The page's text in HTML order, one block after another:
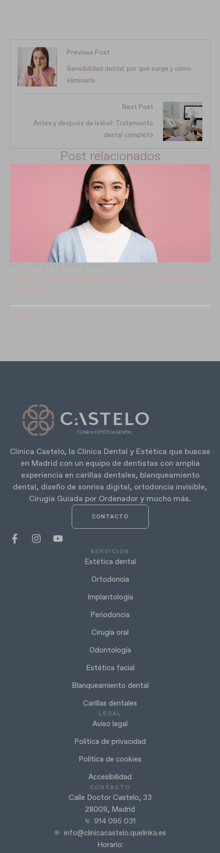
Previous Post
Sensibilidad dental: por qué surge y cómo
eliminarla
Next Post
Antes y después de Isabel: Tratamiento
dental completo
Post relacionados
Clínica Castelo, la Clínica Dental y Estética que buscas
en Madrid con un equipo de dentistas con amplia
experiencia en carillas dentales, blanqueamiento
dental, diseño de sonrisa digital, ortodoncia invisible,
Cirugía Guiada por Ordenador y mucho más.
CONTACTO
SERVICIOS
Estética dental
Ortodoncia
Implantología
Periodoncia
Cirugía oral
Odontología
Estética facial
Blanqueamiento dental
Carillas dentales
LEGAL
Aviso legal
Política de privacidad
Política de cookies
Accesibilidad
CONTACTO
Calle Doctor Castelo, 33
28009, Madrid
914 095 031
info@clinicacastelo.quelinka.es
Horario: